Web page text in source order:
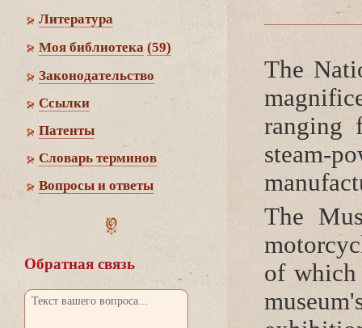
Литература
Моя библиотека (59)
Законодательство
Cсылки
Патенты
Словарь термино
опросы и ответы
Обратная связь
The
ranging
steam-
The
of which